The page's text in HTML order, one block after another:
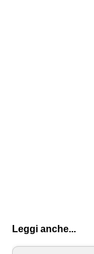
Leggi anche...